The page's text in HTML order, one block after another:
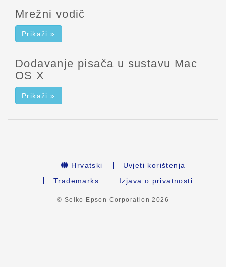
Mrežni vodič
Prikaži »
Dodavanje pisača u sustavu Mac
OS X
Prikaži »
Hrvatski
Uvjeti korištenja
Trademarks
Izjava o privatnosti
© Seiko Epson Corporation2026